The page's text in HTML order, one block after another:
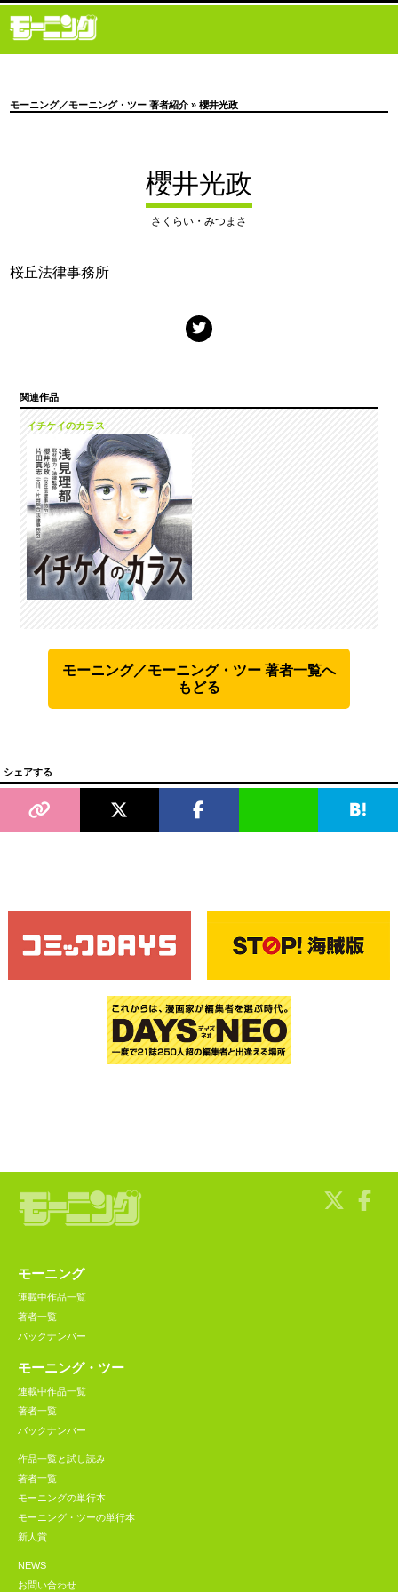
モーニング／モーニング・ツー 著者紹介 » 櫻井光政
櫻井光政
さくらい・みつまさ
桜丘法律事務所
関連作品
イチケイのカラス
モーニング／モーニング・ツー 著者一覧へ
もどる
シェアする
モーニング
連載中作品一覧
著者一覧
バックナンバー
モーニング・ツー
連載中作品一覧
著者一覧
バックナンバー
作品一覧と試し読み
著者一覧
モーニングの単行本
モーニング・ツーの単行本
新人賞
NEWS
お問い合わせ